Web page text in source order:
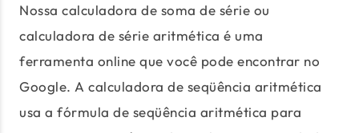
Nossa calculadora de soma de série ou
calculadora de série aritmética é uma
ferramenta online que você pode encontrar no
Google. A calculadora de seqüência aritmética
usa a fórmula de seqüência aritmética para